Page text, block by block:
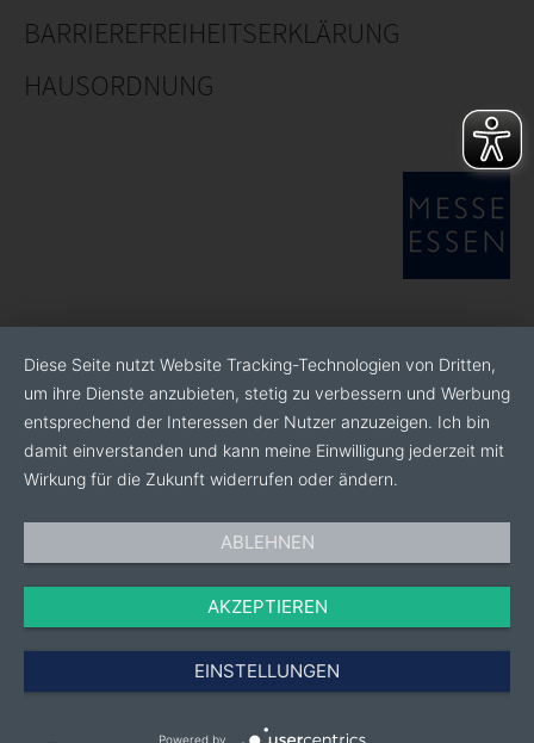
BARRIEREFREIHEITSERKLÄRUNG
HAUSORDNUNG
Diese Seite nutzt Website Tracking-Technologien von Dritten,
um ihre Dienste anzubieten, stetig zu verbessern und Werbung
entsprechend der Interessen der Nutzer anzuzeigen. Ich bin
damit einverstanden und kann meine Einwilligung jederzeit mit
Wirkung für die Zukunft widerrufen oder ändern.
ABLEHNEN
AKZEPTIEREN
EINSTELLUNGEN
Powered by